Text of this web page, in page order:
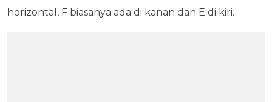
horizontal, F biasanya ada di kanan dan E di kiri.